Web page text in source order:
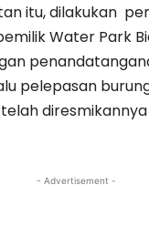
itu, dilakukan
Water Park
pelepasan
- Advertisement -